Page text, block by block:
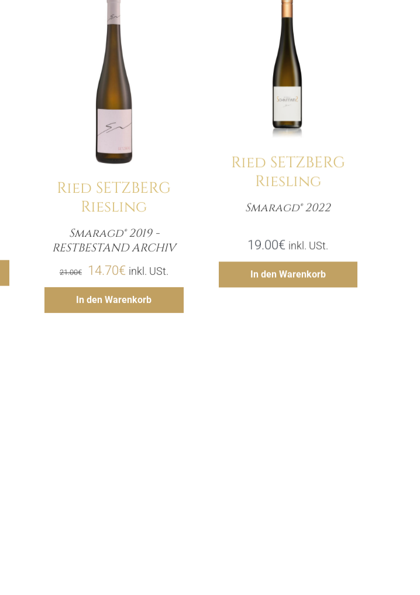
Ried SETZBERG
Riesling
Smaragd® 2019 -
RESTBESTAND ARCHIV
21.00€
Ursprünglicher
Preis
war:
14.70€Aktueller
Preis
ist:
inkl. USt.
In den Warenkorb
Menge
Hinzufügen
Details
Ried SETZBERG
Riesling
Smaragd® 2022
19.00€ inkl. USt.
In den Warenkorb
Menge
Hinzufügen